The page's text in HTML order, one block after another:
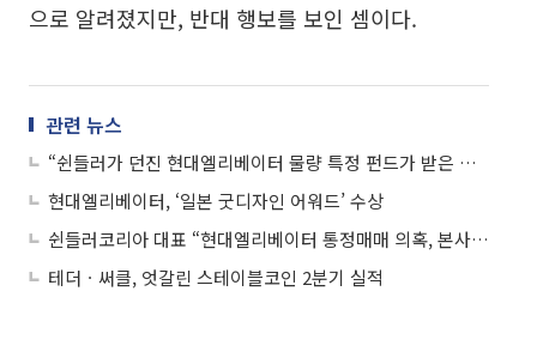
으로 알려졌지만, 반대 행보를 보인 셈이다.
관련 뉴스
“쉰들러가 던진 현대엘리베이터 물량 특정 펀드가 받은 양상” 통정거래 의혹 제기
현대엘리베이터, ‘일본 굿디자인 어워드’ 수상
쉰들러코리아 대표 “현대엘리베이터 통정매매 의혹, 본사의 일…아는 바 없어”
테더ㆍ써클, 엇갈린 스테이블코인 2분기 실적